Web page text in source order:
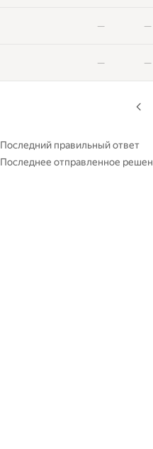
— —
— —
— —
— —
Последний правильный ответ
Последнее отправленное